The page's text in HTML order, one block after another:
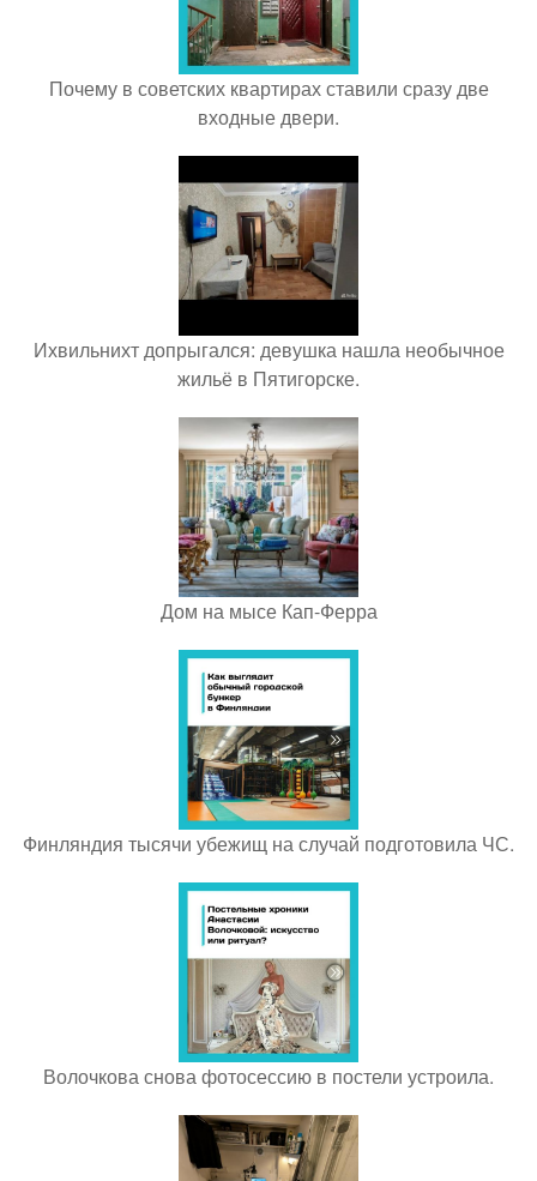
Почему в советских квартирах ставили сразу две
входные двери.
Ихвильнихт допрыгался: девушка нашла необычное
жильё в Пятигорске.
Дом на мысе Кап-Ферра
Финляндия тысячи убежищ на случай подготовила ЧС.
Волочкова снова фотосессию в постели устроила.